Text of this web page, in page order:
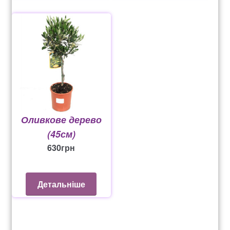
в субтропічних районах щеплять лимони для кращої
морозостійкості, повинні зимувати в холодних світлих
приміщеннях з температурою повітря не вище 12°C
(середня 7-8°C).
Кімнату щодня потрібно провітрювати, захищаючи
рослини від протягів. Не слід тримати лимонні
деревця на підвіконнях, де вікна з кватирками. Від
вікон до рослин йде холодне повітря, та якщо з
кімнати — хвиля теплого повітря.
Хороше висвітлення – важливий чинник при
вирощуванні цитрусових. Лимон віддає перевагу
притіняти від прямого полуденного сонця, щоб
уникнути опіків на листі. Найкраще розташувати
Оливкове дерево
(45см)
630грн
Детальніше